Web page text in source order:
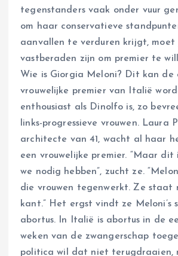
tegenstanders vaak onder vuur
om haar conservatieve
aanvallen te verduren krijgt, moet
vastberaden zijn om premier te
Wie is Giorgia Meloni? Dit kan de
vrouwelijke premier van Italië
enthousiast als Dinolfo is, zo
links-progressieve vrouwen. Laura
architecte van 41, wacht al haar
een vrouwelijke premier. “Maar dit
we nodig hebben”, zucht ze.
die vrouwen tegenwerkt. Ze staat
kant.” Het ergst vindt ze Meloni’s
abortus. In Italië is abortus in de
weken van de zwangerschap
politica wil dat niet terugdraaien,